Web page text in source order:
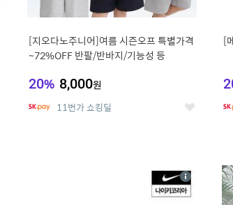
[지오다노주니어]여름 시즌오프 특별가격
~72%OFF 반팔/반바지/기능성 등
20% 8,000원
11번가 쇼킹딜 좋
[
상
세